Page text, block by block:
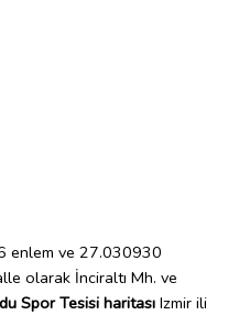
ve 27.030930
olarak İnciraltı Mh. ve
Spor Tesisi haritası Izmir ili